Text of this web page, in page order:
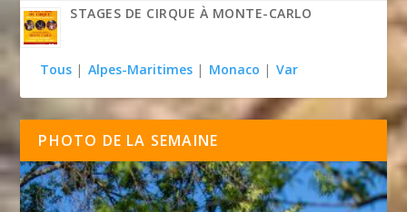
STAGES DE CIRQUE À MONTE-CARLO
Tous | Alpes-Maritimes | Monaco | Var
PHOTO DE LA SEMAINE